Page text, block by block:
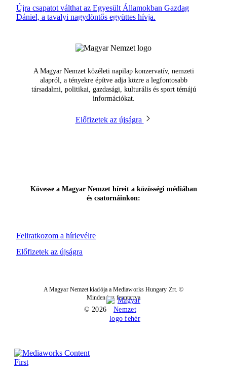
Újra csapatot válthat az Egyesült Államokban Gazdag
Dániel, a tavalyi nagydöntős együttes hívja.
A Magyar Nemzet közéleti napilap konzervatív, nemzeti
alapról, a tényekre építve adja közre a legfontosabb
társadalmi, politikai, gazdasági, kulturális és sport témájú
információkat.
Előfizetek az újságra
Feliratkozom a hírlevélre
Kövesse a Magyar Nemzet híreit a közösségi médiában
és csatornáinkon:
Előfizetek az újságra
A Magyar Nemzet kiadója a Mediaworks Hungary Zrt. ©
Minden jog fenntartva
© 2026